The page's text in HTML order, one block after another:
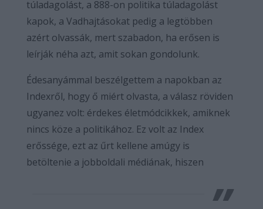
túladagolást, a 888-on politika túladagolást
kapok, a Vadhajtásokat pedig a legtöbben
azért olvassák, mert szabadon, ha erősen is
leírják néha azt, amit sokan gondolunk.
Édesanyámmal beszélgettem a napokban az
Indexről, hogy ő miért olvasta, a válasz röviden
ugyanez volt: érdekes életmódcikkek, amiknek
nincs köze a politikához. Ez volt az Index
erőssége, ezt az űrt kellene amúgy is
betöltenie a jobboldali médiának, hiszen